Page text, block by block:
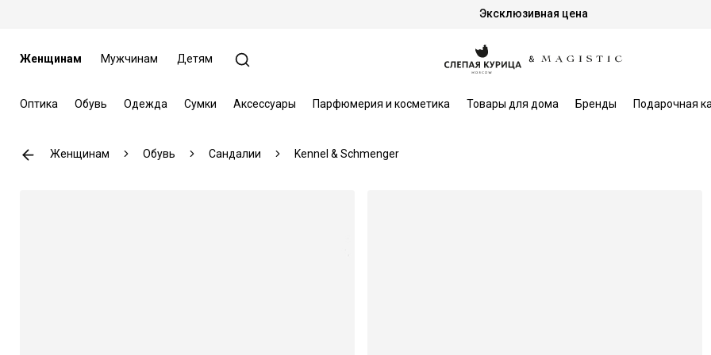
Эксклюзивная цена
Женщинам Мужчинам Детям
Оптика Обувь Одежда Сумки Аксессуары Парфюмерия и косметика Товары для дома Бренды Подарочная
Женщинам Обувь Сандалии Kennel & Schmenger